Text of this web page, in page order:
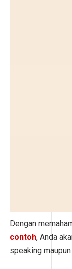
Dengan
contoh, Anda
speaking